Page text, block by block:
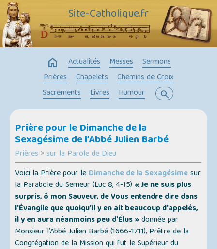
Site-Catholique.fr
home Actualités Messes
Sermons
Prières
Chapelets
Chemins de Croix
Sacrements
Livres Humour search
Prière pour le Dimanche de la
Sexagésime de l’Abbé Julien Barbé
Prières >sur la Parole de Dieu
Voici la Prière pour le Dimanche de la Sexagésimesur
la Parabole du Semeur (Luc 8, 4-15) « Je ne suis plus
surpris, ô mon Sauveur, de Vous entendre dire dans
l'Évangile que quoiqu'il y en ait beaucoup d'appelés,
il y en aura néanmoins peu d'Élus »donnée par
Monsieur l’Abbé Julien Barbé (1666-1711), Prêtre de la
Congrégation de la Mission qui fut le Supérieur du